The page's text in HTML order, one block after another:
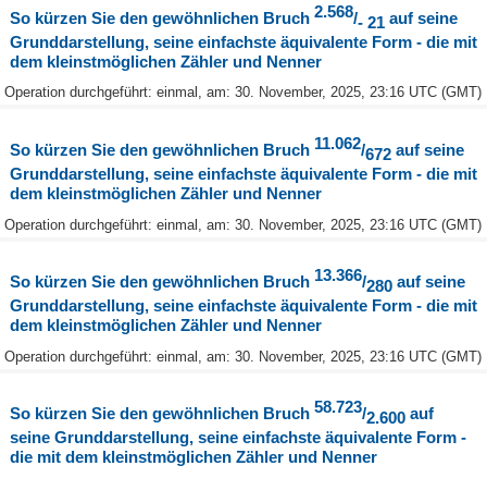
So kürzen Sie den gewöhnlichen Bruch 2.568/- 21 auf seine
Grunddarstellung, seine einfachste äquivalente Form - die mit
dem kleinstmöglichen Zähler und Nenner
Operation durchgeführt: einmal, am: 30. November, 2025, 23:16 UTC (GMT)
So kürzen Sie den gewöhnlichen Bruch 11.062/672auf seine
Grunddarstellung, seine einfachste äquivalente Form - die mit
dem kleinstmöglichen Zähler und Nenner
Operation durchgeführt: einmal, am: 30. November, 2025, 23:16 UTC (GMT)
So kürzen Sie den gewöhnlichen Bruch 13.366/280auf seine
Grunddarstellung, seine einfachste äquivalente Form - die mit
dem kleinstmöglichen Zähler und Nenner
Operation durchgeführt: einmal, am: 30. November, 2025, 23:16 UTC (GMT)
So kürzen Sie den gewöhnlichen Bruch 58.723/2.600auf
seine Grunddarstellung, seine einfachste äquivalente Form -
die mit dem kleinstmöglichen Zähler und Nenner